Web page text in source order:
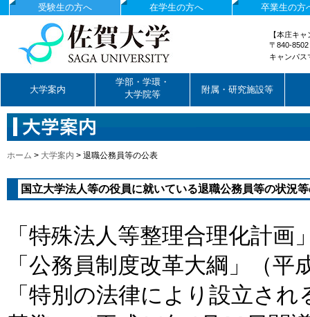
卒業生の方
在学生の方へ
受験生の方へ
国立大学法人佐賀大学
【本庄キ
〒840-
キャンパ
大学案内
学部・学環・
大学院等
附属・研究施設等
ホーム > 大学案内 > 退職公務員等の公表
国立大学法人等の役員に就いている退職公務員等の状況
「特殊法人等整理合理化計
「公務員制度改革大綱」（
「特別の法律により設立さ